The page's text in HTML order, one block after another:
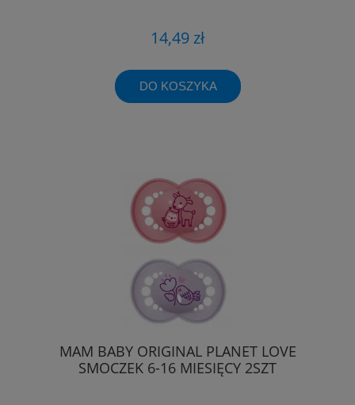
14,49 zł
DO KOSZYKA
MAM BABY ORIGINAL PLANET LOVE
SMOCZEK 6-16 MIESIĘCY 2SZT